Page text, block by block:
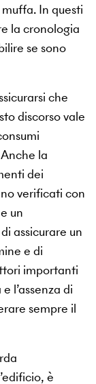
In questi
la cronologia
se sono
che
discorso vale
la
dei
verificati con
un
assicurare un
e di
importanti
l’assenza di
sempre il
è